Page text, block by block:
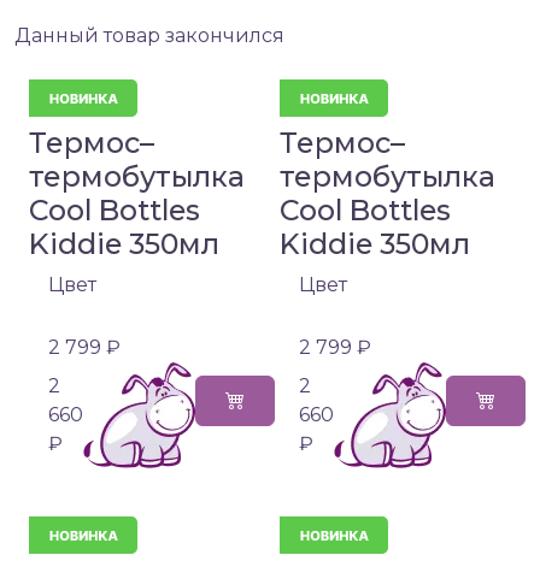
Данный товар закончился
Термос–
термобутылка
Cool Bottles
Kiddie 350мл
Цвет
2 799 ₽
2
660
₽
Термос–
термобутылка
Cool Bottles
Kiddie 350мл
Цвет
2 799 ₽
2
660
₽